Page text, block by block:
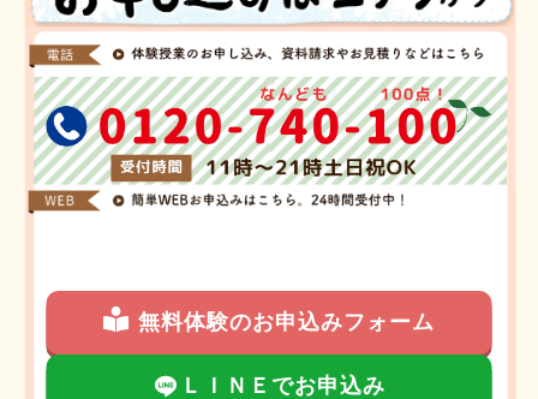
無料体験のお申込みフォーム
ＬＩＮＥでお申込み